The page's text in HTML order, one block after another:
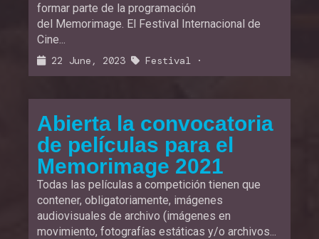
formar parte de la programación
del Memorimage. El Festival Internacional de
Cine...
22 June, 2023 Festival ·
Abierta la convocatoria
de películas para el
Memorimage 2021
Todas las películas a competición tienen que
contener, obligatoriamente, imágenes
audiovisuales de archivo (imágenes en
movimiento, fotografías estáticas y/o archivos...